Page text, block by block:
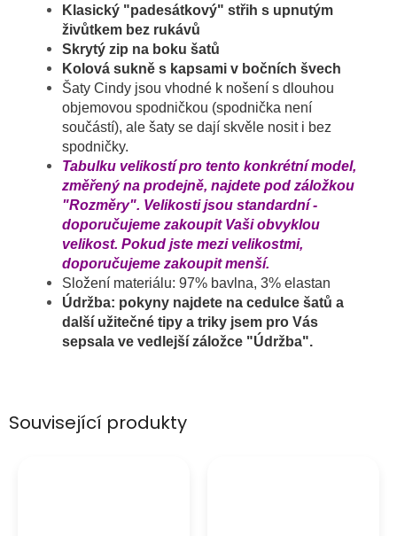
Související produkty
Klasický "padesátkový" střih s upnutým
živůtkem bez rukávů
Skrytý zip na boku šatů
Kolová sukně s kapsami v bočních švech
Šaty Cindy jsou vhodné k nošení s dlouhou
objemovou spodničkou (spodnička není
součástí), ale šaty se dají skvěle nosit i bez
spodničky.
Tabulku velikostí pro tento konkrétní model,
změřený na prodejně, najdete pod záložkou
"Rozměry". Velikosti jsou standardní -
doporučujeme zakoupit Vaši obvyklou
velikost. Pokud jste mezi velikostmi,
doporučujeme zakoupit menší.
Složení materiálu: 97% bavlna, 3% elastan
Údržba: pokyny najdete na cedulce šatů a
další užitečné tipy a triky jsem pro Vás
sepsala ve vedlejší záložce "Údržba".